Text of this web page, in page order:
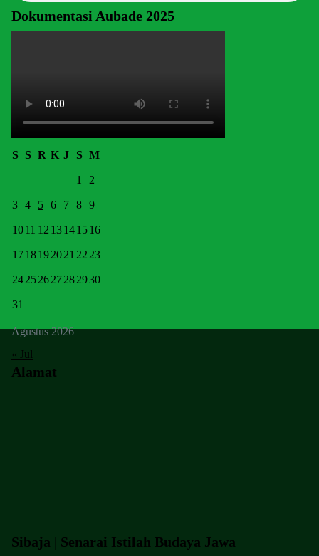
Dokumentasi Aubade 2025
Agustus 2026
S S R K J S M
1 2
3 4 5 6 7 8 9
1011 12 13141516
1718192021 22 23
24252627282930
31
« Jul
Alamat
Sibaja | Senarai Istilah Budaya Jawa